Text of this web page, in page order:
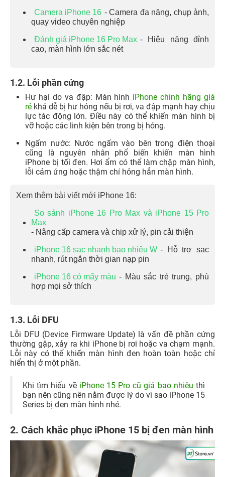
Camera iPhone 16 - Camera đa năng, chụp ảnh,
quay video chuyên nghiệp
Đánh giá iPhone 16 Pro Max - Hiệu năng đỉnh
cao, màn hình lớn sắc nét
1.2. Lỗi phần cứng
Hư hại do va đập: Màn hình iPhone chính hãng giá
rẻ khá dễ bị hư hỏng nếu bị rơi, va đập mạnh hay chịu
lực tác động lớn. Điều này có thể khiến màn hình bị
vỡ hoặc các linh kiện bên trong bị hỏng.
Ngấm nước: Nước ngấm vào bên trong điện thoại
cũng là nguyên nhân phổ biến khiến màn hình
iPhone bị tối đen. Hơi ẩm có thể làm chập màn hình,
lỗi cảm ứng hoặc thậm chí hỏng hẳn màn hình.
Xem thêm bài viết mới iPhone 16:
So sánh iPhone 16 Pro Max và iPhone 15 Pro
Max
- Nâng cấp camera và chip xử lý, pin cải thiện
iPhone 16 sạc nhanh bao nhiêu W - Hỗ trợ sạc
nhanh, rút ngắn thời gian nạp pin
iPhone 16 có mấy màu - Màu sắc trẻ trung, phù
hợp mọi sở thích
1.3. Lỗi DFU
Lỗi DFU (Device Firmware Update) là vấn đề phần cứng
thường gặp, xảy ra khi iPhone bị rơi hoặc va chạm mạnh.
Lỗi này có thể khiến màn hình đen hoàn toàn hoặc chỉ
hiển thị ở một phần.
Khi tìm hiểu về iPhone 15 Pro cũ giá bao nhiêu thì
bạn nên cũng nên nắm được lý do vì sao iPhone 15
Series bị đen màn hình nhé.
2. Cách khắc phục iPhone 15 bị đen màn hình